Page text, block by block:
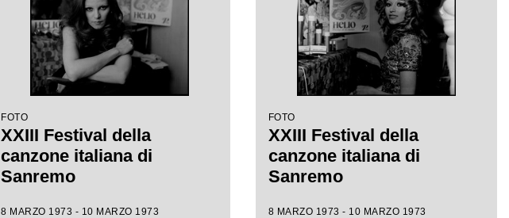
FOTO
XXIII Festival della
canzone italiana di
Sanremo
8 MARZO 1973 - 10 MARZO 1973
FOTO
XXIII Festival della
canzone italiana di
Sanremo
8 MARZO 1973 - 10 MARZO 1973